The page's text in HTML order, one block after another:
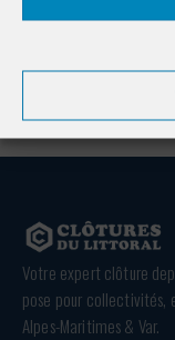
Votre expert clôture
pose pour
Alpes-Maritimes & Var.